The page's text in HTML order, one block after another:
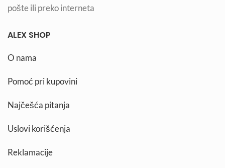
pošte ili preko interneta
ALEX SHOP
O nama
Pomoć pri kupovini
Najčešća pitanja
Uslovi korišćenja
Reklamacije